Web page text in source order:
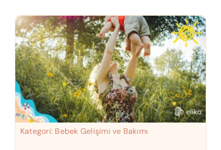
Kategori: Bebek Gelişimi ve Bakımı